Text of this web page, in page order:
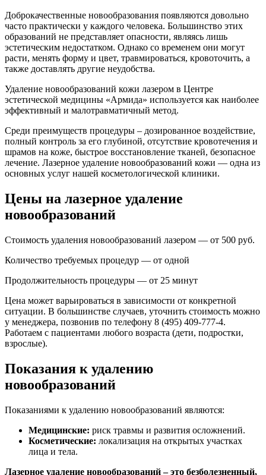
Доброкачественные новообразования появляются довольно
часто практически у каждого человека. Большинство этих
образований не представляет опасности, являясь лишь
эстетическим недостатком. Однако со временем они могут
расти, менять форму и цвет, травмироваться, кровоточить, а
также доставлять другие неудобства.
Удаление новообразований кожи лазером в Центре
эстетической медицины «Армида» используется как наиболее
эффективный и малотравматичный метод.
Среди преимуществ процедуры – дозированное воздействие,
полный контроль за его глубиной, отсутствие кровотечения и
шрамов на коже, быстрое восстановление тканей, безопасное
лечение. Лазерное удаление новообразований кожи — одна из
основных услуг нашей косметологической клиники.
Цены на лазерное удаление
новообразований
Стоимость удаления новообразований лазером — от 500 руб.
Количество требуемых процедур — от одной
Продолжительность процедуры — от 25 минут
Цена может варьироваться в зависимости от конкретной
ситуации. В большинстве случаев, уточнить стоимость можно
у менеджера, позвонив по телефону 8 (495) 409-777-4.
Работаем с пациентами любого возраста (дети, подростки,
взрослые).
Показания к удалению
новообразований
Показаниями к удалению новообразований являются:
Медицинские: риск травмы и развития осложнений.
Косметические: локализация на открытых участках
лица и тела.
Лазерное удаление новообразований – это безболезненный,